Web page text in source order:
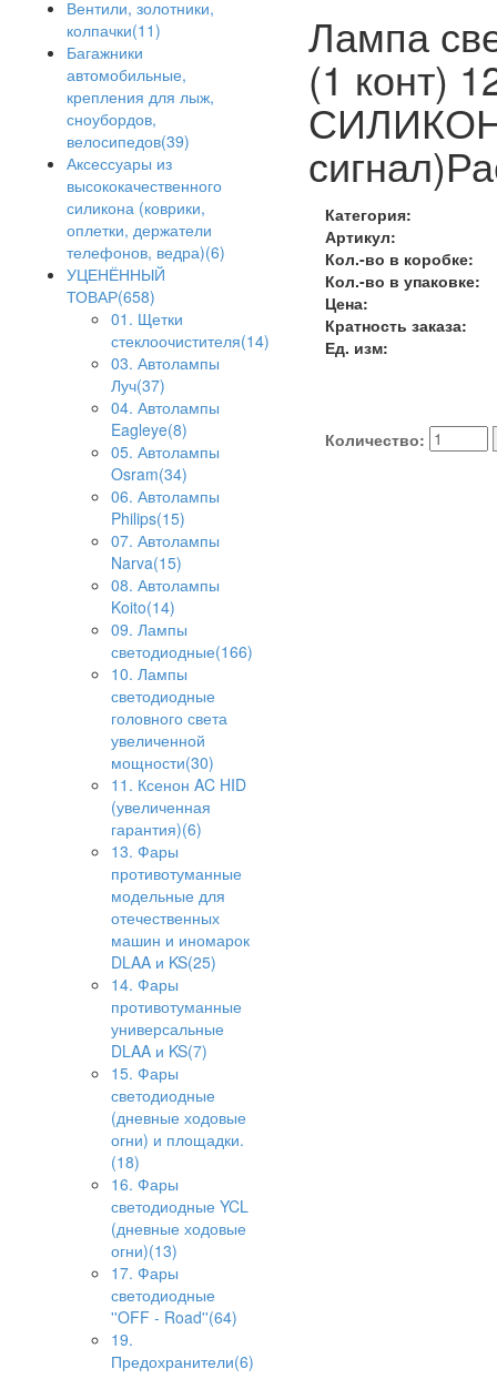
Вентили, золотники,
колпачки(11)
Багажники
автомобильные,
крепления для лыж,
сноубордов,
велосипедов(39)
Аксессуары из
высококачественного
силикона (коврики,
оплетки, держатели
телефонов, ведра)(6)
УЦЕНЁННЫЙ
ТОВАР(658)
01. Щетки
стеклоочистителя(14)
03. Автолампы
Луч(37)
04. Автолампы
Eagleye(8)
05. Автолампы
Osram(34)
06. Автолампы
Philips(15)
07. Автолампы
Narva(15)
08. Автолампы
Koito(14)
09. Лампы
светодиодные(166)
10. Лампы
светодиодные
головного света
увеличенной
мощности(30)
11. Ксенон AC HID
(увеличенная
гарантия)(6)
13. Фары
противотуманные
модельные для
отечественных
машин и иномарок
DLAA и KS(25)
14. Фары
противотуманные
универсальные
DLAA и KS(7)
15. Фары
светодиодные
(дневные ходовые
огни) и площадки.
(18)
16. Фары
светодиодные YCL
(дневные ходовые
огни)(13)
17. Фары
светодиодные
''OFF - Road''(64)
19.
Предохранители(6)
Лампа
(1 конт)
Категория:
Артикул:
Кол.-во в коробке:
Кол.-во в упаковке:
Цена:
Кратность заказа:
Ед. изм:
Количество: